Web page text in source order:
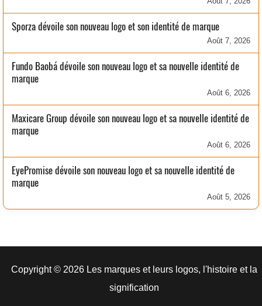
Sporza dévoile son nouveau logo et son identité de marque
Août 7, 2026
Fundo Baobá dévoile son nouveau logo et sa nouvelle identité de
marque
Août 6, 2026
Maxicare Group dévoile son nouveau logo et sa nouvelle identité de
marque
Août 6, 2026
EyePromise dévoile son nouveau logo et sa nouvelle identité de
marque
Août 5, 2026
Copyright © 2026 Les marques et leurs logos, l'histoire et la
signification